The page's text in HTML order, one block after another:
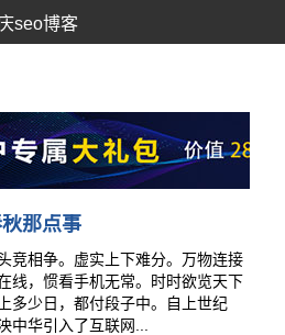
设
销
seo博客
那点事
竞相争。虚实上下难分。万物连接
线，惯看手机无常。时时欲览天下
多少日，都付段子中。自上世纪
中华引入了互联网...